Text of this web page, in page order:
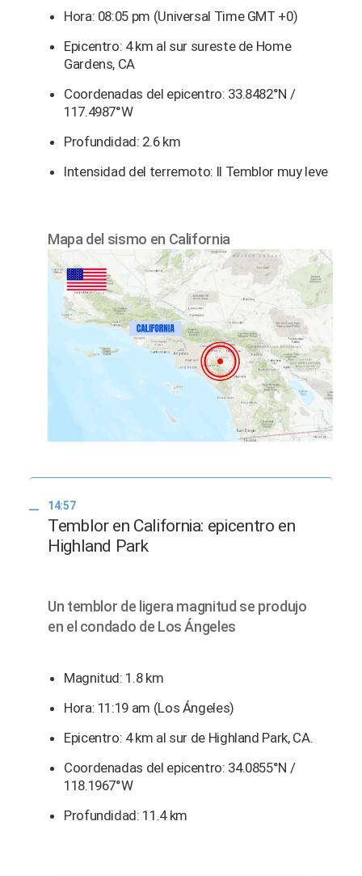
Hora: 08:05 pm (Universal Time GMT +0)
Epicentro: 4 km al sur sureste de Home
Gardens, CA
Coordenadas del epicentro: 33.8482°N /
117.4987°W
Profundidad: 2.6 km
Intensidad del terremoto: II Temblor muy leve
Mapa del sismo en California
14:57
Temblor en California: epicentro en
Highland Park
Un temblor de ligera magnitud se produjo
en el condado de Los Ángeles
Magnitud: 1.8 km
Hora: 11:19 am (Los Ángeles)
Epicentro: 4 km al sur de Highland Park, CA.
Coordenadas del epicentro: 34.0855°N /
118.1967°W
Profundidad: 11.4 km